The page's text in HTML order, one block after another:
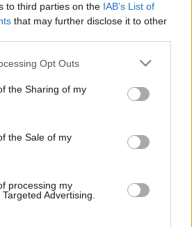
to third parties on the IAB’s List of
that may further disclose it to other
app uses one or more Google
usage behaviour. You may click to
Google and its third-party tags to
specified purposes in below Google
Opt Outs
the Sharing of my
the Sale of my
processing my
Advertising.